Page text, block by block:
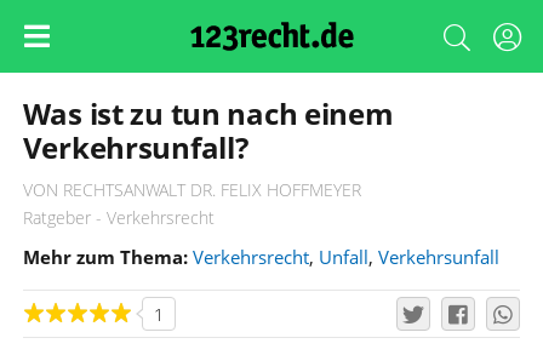
Was ist zu tun nach einem
Verkehrsunfall?
VON RECHTSANWALT DR. FELIX HOFFMEYER
Ratgeber - Verkehrsrecht
Mehr zum Thema: Verkehrsrecht, Unfall, Verkehrsunfall
1